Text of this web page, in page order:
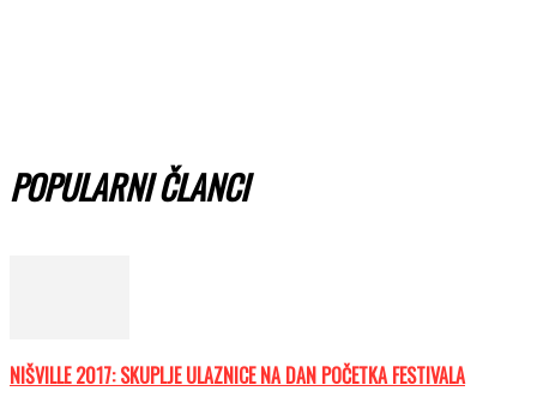
POPULARNI ČLANCI
NIŠVILLE 2017: SKUPLJE ULAZNICE NA DAN POČETKA FESTIVALA